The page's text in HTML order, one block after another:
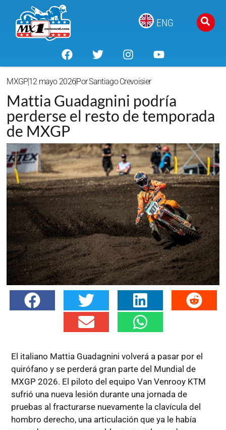
ENG
MXGP12 mayo 2026PorSantiago Crevoisier
Mattia Guadagnini podría
perderse el resto de temporada
de MXGP
El italiano Mattia Guadagnini volverá a pasar por el
quirófano y se perderá gran parte del Mundial de
MXGP 2026. El piloto del equipo Van Venrooy KTM
sufrió una nueva lesión durante una jornada de
pruebas al fracturarse nuevamente la clavícula del
hombro derecho, una articulación que ya le había